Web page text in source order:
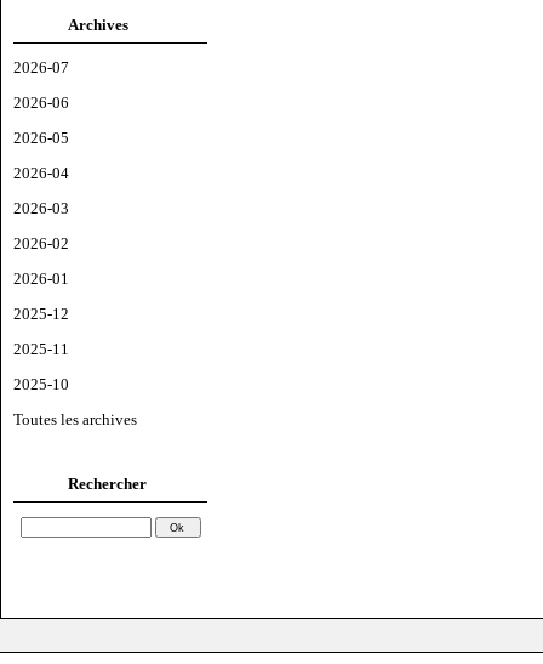
Archives
2026-07
2026-06
2026-05
2026-04
2026-03
2026-02
2026-01
2025-12
2025-11
2025-10
Toutes les archives
Rechercher